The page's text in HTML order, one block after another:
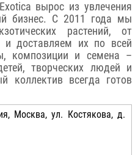
вырос из увлечения
бизнес. С 2011 года мы
растений, от
и доставляем их по всей
композиции и семена –
творческих людей и
коллектив всегда готов
Москва, ул. Костякова, д.